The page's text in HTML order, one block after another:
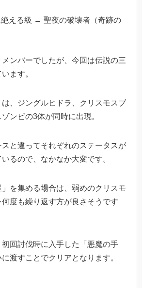
える級 → 聖夜の破壊者（奇跡の
ンバーでしたが、今回は伝説の三
ます。
は、ジングルヒドラ、クリスモスブ
ンビの3体が同時に出現。
と違ってそれぞれのステータスが
るので、なかなか大変です。
を集める場合は、弱めのクリスモ
度も繰り返す方が良さそうです
回討伐時に入手した「悪魔の手
渡すことでクリアとなります。